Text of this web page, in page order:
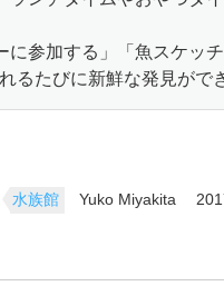
に参加する」「魚スケッ
るたびに新鮮な発見がで
水族館 Yuko Miyakita